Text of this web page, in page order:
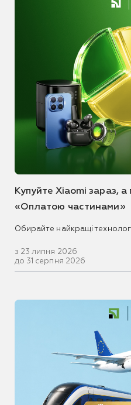
Купуйте Xiaomi зараз, а
«Оплатою частинами»
Обирайте найкращі
з 23 липня 2026
до 31 серпня 2026